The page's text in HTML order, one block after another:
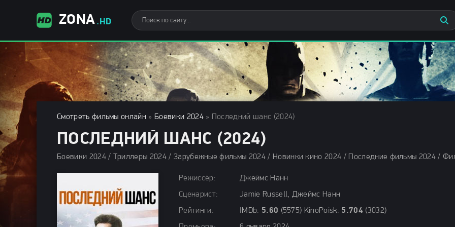
ZONA .HD
Смотреть фильмы онлайн » Боевики 2024» Последний шанс (2024)
ПОСЛЕДНИЙ ШАНС (2024)
Режиссёр:
Джеймс Нанн
Сценарист:
Jamie Russell, Джеймс Нанн
Рейтинги:
IMDb: 5.60 (5575) KinoPoisk: 5.704 (3032)